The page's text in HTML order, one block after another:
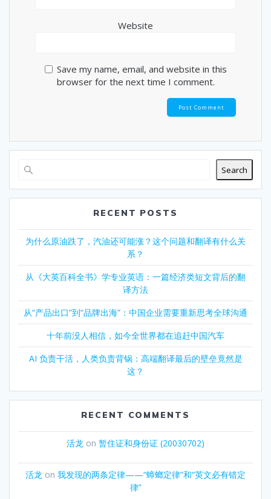
Website
Save my name, email, and website in this
browser for the next time I comment.
Search
RECENT POSTS
为什么原油跌了，汽油还可能涨？这个问题和翻译有什么关
系？
从《大英百科全书》学专业英语：一篇经济类短文背后的翻
译方法
从“产品出口”到“品牌出海”：中国企业需要重新思考全球沟通
十年前没人相信，如今全世界都在追赶中国汽车
AI 负责干活，人类负责背锅：高端翻译最后的壁垒竟然是
这？
RECENT COMMENTS
活龙 on 暂住证和身份证 (20030702)
活龙 on 我发现的两条定律——“蟑螂定律”和“英文必有错定
律”